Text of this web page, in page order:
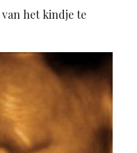
het kindje te